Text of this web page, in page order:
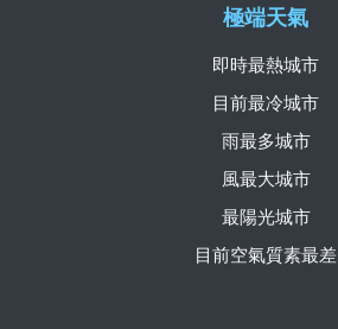
極端天氣
即時最熱城市
目前最冷城市
雨最多城市
風最大城市
最陽光城市
目前空氣質素最差